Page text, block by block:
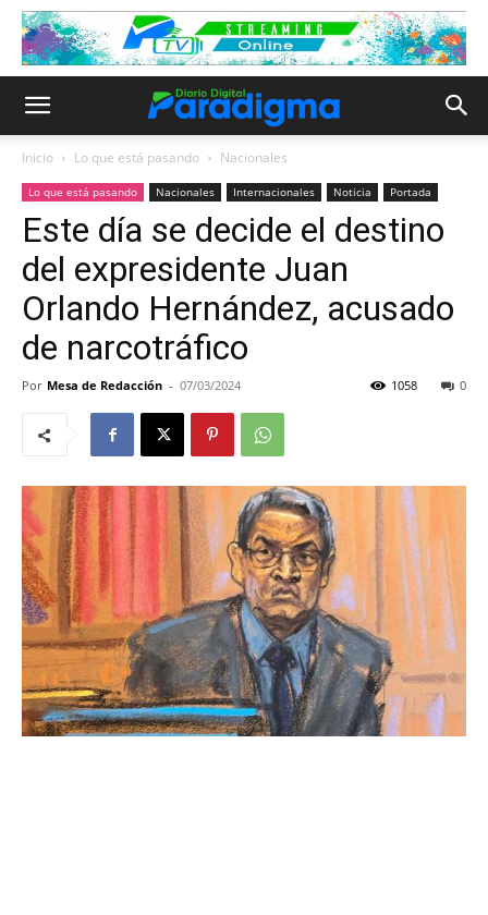
Inicio Lo que está pasando Nacionales
Lo que está pasando Nacionales Internacionales Noticia Portada
Este día se decide el destino
del expresidente Juan
Orlando Hernández, acusado
de narcotráfico
Por Mesa de Redacción - 07/03/2024 0
1058